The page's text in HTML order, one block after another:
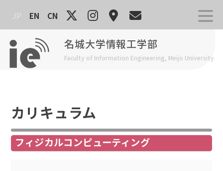
content
名城大学情報工学部
Faculty of Information Engineering, Meijo University
EN CN
カリキュラム
フィジカルコンピューティング